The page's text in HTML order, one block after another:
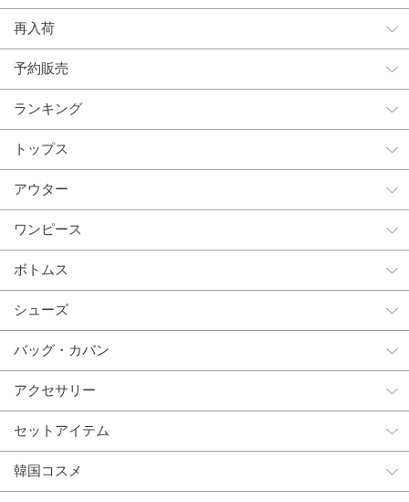
再入荷
予約販売
ランキング
トップス
アウター
ワンピース
ボトムス
シューズ
バッグ・カバン
アクセサリー
セットアイテム
韓国コスメ